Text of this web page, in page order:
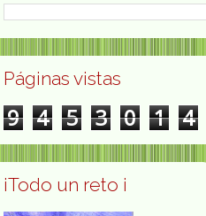
Páginas vistas
9 4 5 3 0 1 4
¡Todo un reto ¡